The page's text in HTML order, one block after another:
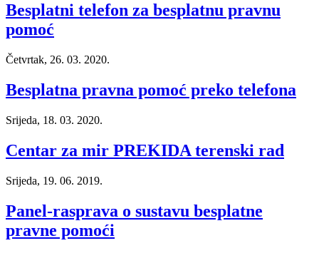
Besplatni telefon za besplatnu pravnu
pomoć
Četvrtak, 26. 03. 2020.
Besplatna pravna pomoć preko telefona
Srijeda, 18. 03. 2020.
Centar za mir PREKIDA terenski rad
Srijeda, 19. 06. 2019.
Panel-rasprava o sustavu besplatne
pravne pomoći